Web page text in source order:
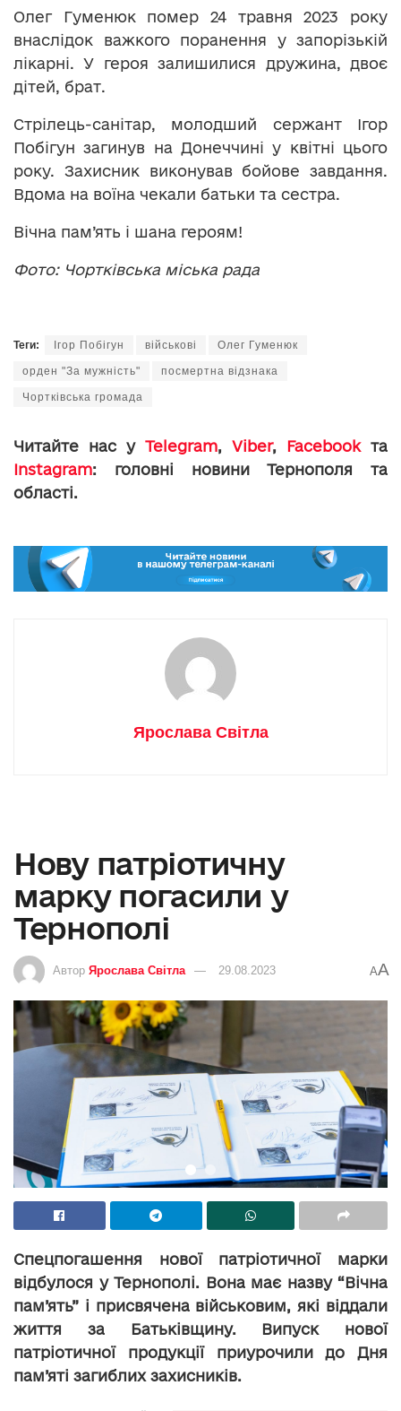
Олег Гуменюк помер 24 травня 2023 року
внаслідок важкого поранення у запорізькій
лікарні. У героя залишилися дружина, двоє
дітей, брат.
Стрілець-санітар, молодший сержант Ігор
Побігун загинув на Донеччині у квітні цього
року. Захисник виконував бойове завдання.
Вдома на воїна чекали батьки та сестра.
Вічна пам’ять і шана героям!
Фото: Чортківська міська рада
Теги: Ігор Побігун військові Олег Гуменюк
орден "За мужність" посмертна відзнака
Чортківська громада
Читайте нас у Telegram, Viber, Facebookта
Instagram: головні новини Тернополя та
області.
Ярослава Світла
Нову патріотичну
марку погасили у
Тернополі
Автор Ярослава Світла 29.08.2023 AA
Спецпогашення нової патріотичної марки
відбулося у Тернополі. Вона має назву “Вічна
пам’ять” і присвячена військовим, які віддали
життя за Батьківщину. Випуск нової
патріотичної продукції приурочили до Дня
пам’яті загиблих захисників.